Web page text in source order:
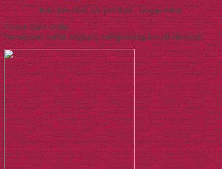
Buka jam 09.00 s/d jam 16.00 , Minggu tutup
Produk Quick Order
Pemesanan dapat langsung menghubungi kontak dibawah: